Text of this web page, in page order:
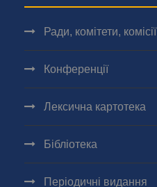
Ради, комітети, комісії
Конференції
Лексична картотека
Бібліотека
Періодичні видання